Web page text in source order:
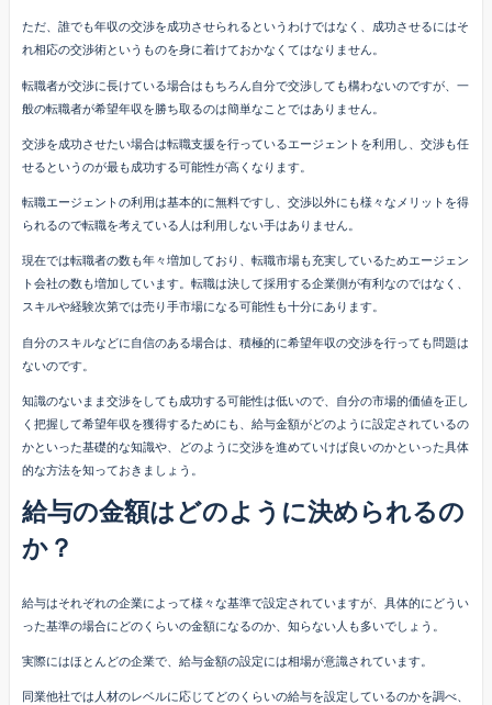
ただ、誰でも年収の交渉を成功させられるというわけではなく、成功させるにはそ
れ相応の交渉術というものを身に着けておかなくてはなりません。
転職者が交渉に長けている場合はもちろん自分で交渉しても構わないのですが、一
般の転職者が希望年収を勝ち取るのは簡単なことではありません。
交渉を成功させたい場合は転職支援を行っているエージェントを利用し、交渉も任
せるというのが最も成功する可能性が高くなります。
転職エージェントの利用は基本的に無料ですし、交渉以外にも様々なメリットを得
られるので転職を考えている人は利用しない手はありません。
現在では転職者の数も年々増加しており、転職市場も充実しているためエージェン
ト会社の数も増加しています。転職は決して採用する企業側が有利なのではなく、
スキルや経験次第では売り手市場になる可能性も十分にあります。
自分のスキルなどに自信のある場合は、積極的に希望年収の交渉を行っても問題は
ないのです。
知識のないまま交渉をしても成功する可能性は低いので、自分の市場的価値を正し
く把握して希望年収を獲得するためにも、給与金額がどのように設定されているの
かといった基礎的な知識や、どのように交渉を進めていけば良いのかといった具体
的な方法を知っておきましょう。
給与の金額はどのように決められるの
か？
給与はそれぞれの企業によって様々な基準で設定されていますが、具体的にどうい
った基準の場合にどのくらいの金額になるのか、知らない人も多いでしょう。
実際にはほとんどの企業で、給与金額の設定には相場が意識されています。
同業他社では人材のレベルに応じてどのくらいの給与を設定しているのかを調べ、